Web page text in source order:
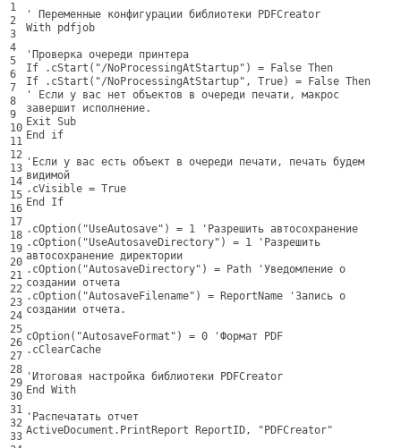
1
2
3
4
5
6
7
8
9
10
11
12
13
14
15
16
17
18
19
20
21
22
23
24
25
26
27
28
29
30
31
32
33
' Переменные конфигурации библиотеки
PDFCreator
With pdfjob
'Проверка очереди принтера
If .cStart("/NoProcessingAtStartup") = False Then
If .cStart("/NoProcessingAtStartup", True) = False Then
'
Если у вас нет объектов в очереди печати,
макрос
завершит
исполнение.
Exit Sub
End
if
'Если у вас есть объект в очереди печати, печать будем
видимой
.cVisible = True
End If
.cOption("UseAutosave") = 1 ' Разрешить автосохранение
. cOption( "UseAutosaveDirectory" ) = 1
'Разрешить
автосохранение директории
.cOption("AutosaveDirectory") = Path ' Уведомление о
создании отчета
. cOption( "AutosaveFilename" ) = ReportName
'Запись о
создании отчета.
cOption("AutosaveFormat") = 0 ' Формат
PDF
. cClearCache
'Итоговая настройка библиотеки PDFCreator
End With
' Распечатать отчет
ActiveDocument . PrintReport ReportID, "PDFCreator"